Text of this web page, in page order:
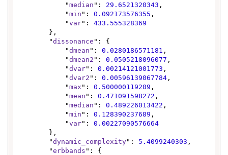
            "
median ": 29.6521320343 ,
            "
min ": 0.092173576355 ,
            "
var": 433.555328369
        "
dissonance ": {
            "
dmean ": 0.0280186571181 ,
            "
dmean2 ": 0.0505218096077 ,
            "
dvar": 0.00214121001773 ,
            "
dvar2 ": 0.00596139067784 ,
            "
max ": 0.500000119209 ,
            "
mean ": 0.471091598272 ,
            "
median ": 0.489226013422 ,
            "
min ": 0.128390237689 ,
            "
var": 0.00227090576664
        "
dynamic_complexity": 5.4099240303 ,
        "
erbbands ": {